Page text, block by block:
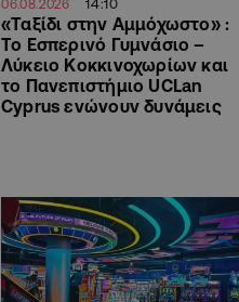
06.08.2026 14:10
«Ταξίδι στην Αμμόχωστο» :
Το Εσπερινό Γυμνάσιο –
Λύκειο Κοκκινοχωρίων και
το Πανεπιστήμιο UCLan
Cyprus ενώνουν δυνάμεις